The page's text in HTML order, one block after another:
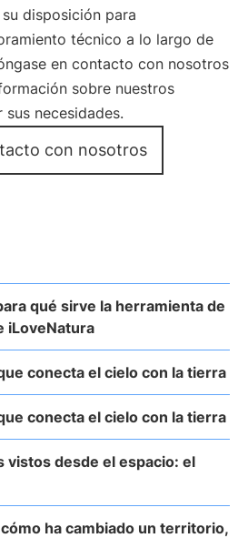
disposición para
técnico a lo largo de
en contacto con nosotros
sobre nuestros
necesidades.
con nosotros
qué sirve la herramienta de
iLoveNatura
conecta el cielo con la tierra
conecta el cielo con la tierra
vistos desde el espacio: el
ha cambiado un territorio,